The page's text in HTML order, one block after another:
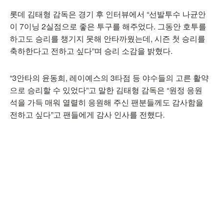
롯데 김태형 감독은 경기 후 인터뷰에서 “선발투수 나균안
이 7이닝 2실점으로 좋은 투구를 해주었다. 그동안 호투를
하고도 승리를 챙기지 못해 안타까웠는데, 시즌 첫 승리를
축하한다고 전하고 싶다”며 승리 소감을 밝혔다.
“3안타의 윤동희, 레이예스의 3타점 등 야수들의 고른 활약
으로 승리할 수 있었다”고 말한 김태형 감독은 “원정 응원
석을 가득 매워 열렬히 응원해 주신 팬분들께도 감사함을
전하고 싶다”고 팬들에게 감사 인사를 전했다.